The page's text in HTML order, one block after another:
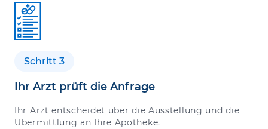
Schritt 3
Ihr Arzt prüft die Anfrage
Ihr Arzt entscheidet über die Ausstellung und die
Übermittlung an Ihre Apotheke.